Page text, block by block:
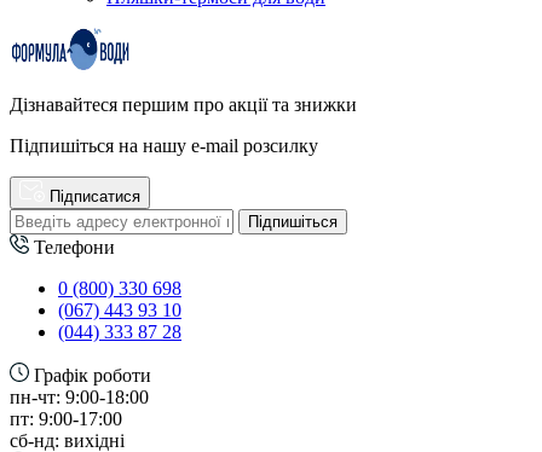
Дізнавайтеся першим про акції та знижки
Підпишіться на нашу e-mail розсилку
Підписатися
Підпишіться
Телефони
0 (800) 330 698
(067) 443 93 10
(044) 333 87 28
Графік роботи
пн-чт: 9:00-18:00
пт: 9:00-17:00
сб-нд: вихідні